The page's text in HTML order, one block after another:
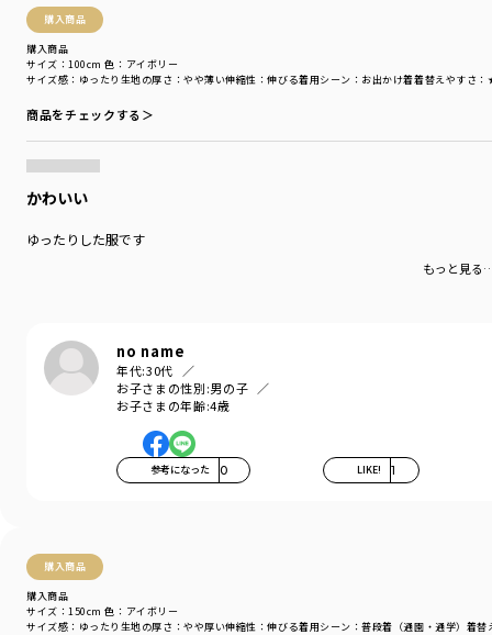
購入商品
購入商品
サイズ感 ：ゆったり 生地の厚さ ：やや薄い伸縮性 ：伸びる着用シーン ：お出かけ着着替えやすさ
サイズ：100cm 色：アイボリー
商品をチェックする＞
かわいい
ゆったりした服です
もっと見る
no name
年代:30代
お子さまの性別:男の子
お子さまの年齢:4歳
参考になった 0 LIKE! 1
購入商品
購入商品
サイズ感 ：ゆったり 生地の厚さ ：やや厚い伸縮性 ：伸びる着用シーン ：普段着（通園・通学） 着替
サイズ：150cm 色：アイボリー
シーズン
カテゴリ
カラー
／
性別タイプ
／BOY